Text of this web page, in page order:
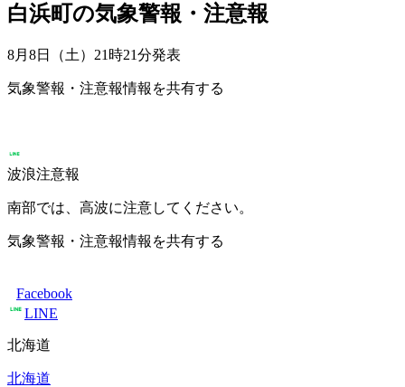
白浜町の気象警報・注意報
8月8日（土）21時21分発表
気象警報・注意報情報を共有する
波浪注意報
南部では、高波に注意してください。
気象警報・注意報情報を共有する
Facebook
LINE
北海道
北海道